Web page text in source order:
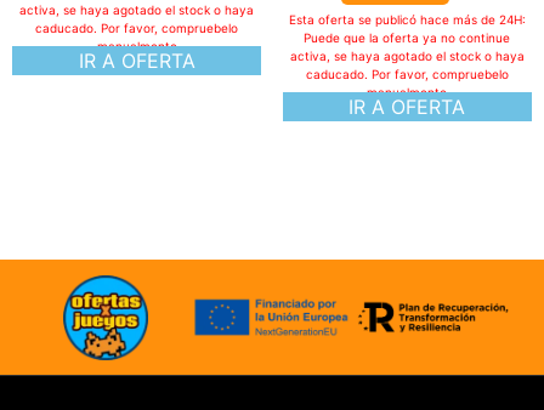
IR A OFERTA
activa, se haya agotado el stock o haya
caducado. Por favor, compruebelo
manualmente
IR A OFERTA
Esta oferta se publicó hace más de 24H:
Puede que la oferta ya no continue
activa, se haya agotado el stock o haya
caducado. Por favor, compruebelo
manualmente